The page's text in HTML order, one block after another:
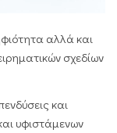
αλλά και
σχεδίων
και
υφιστάμενων